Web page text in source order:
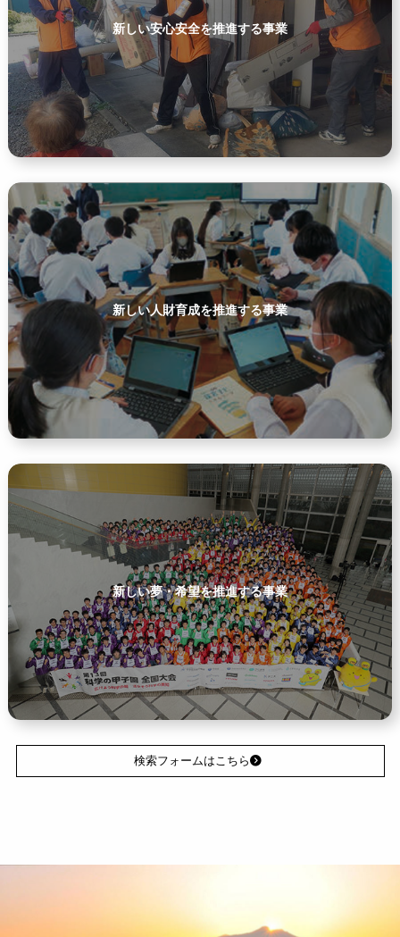
新しい安心安全を推進する事業
新しい人財育成を推進する事業
新しい夢・希望を推進する事業
検索フォームはこちら